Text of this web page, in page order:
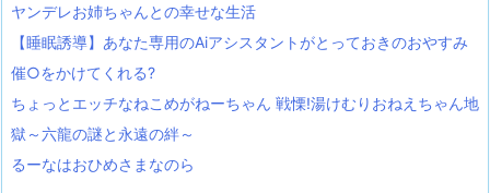
ヤンデレお姉ちゃんとの幸せな生活
【睡眠誘導】あなた専用のAiアシスタントがとっておきのおやすみ
催○をかけてくれる?
ちょっとエッチなねこめがねーちゃん 戦慄!湯けむりおねえちゃん地
獄～六龍の謎と永遠の絆～
るーなはおひめさまなのら